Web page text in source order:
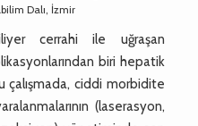
Dalı, İzmir
cerrahi ile uğraşan
biri hepatik
çalışmada, ciddi morbidite
(laserasyon,